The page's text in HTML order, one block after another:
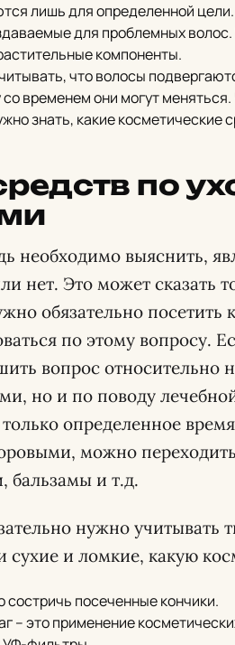
лишь для определенной цели.
для проблемных волос.
компоненты.
что волосы
временем они могут
знать, какие косметические
по
необходимо выяснить,
нет. Это может сказать
обязательно посетить
по этому вопросу.
вопрос относительно
но и по поводу
только определенное
можно
бальзамы и т.д.
нужно учитывать
сухие и ломкие, какую
состричь посеченные кончики.
– это применение